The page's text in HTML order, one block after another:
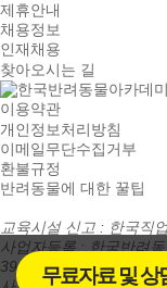
무료자료 및 상
제휴안내
채용정보
인재채용
찾아오시는 길
이용약관
개인정보처리방침
이메일무단수집거부
환불규정
반려동물에 대한 꿀팁
교육시설 신고 : 한국직
사업자등록 : 한국반려
394, 301호(숭인동)